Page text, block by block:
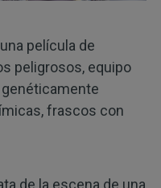
película de
peligrosos, equipo
frascos con
de la escena de una